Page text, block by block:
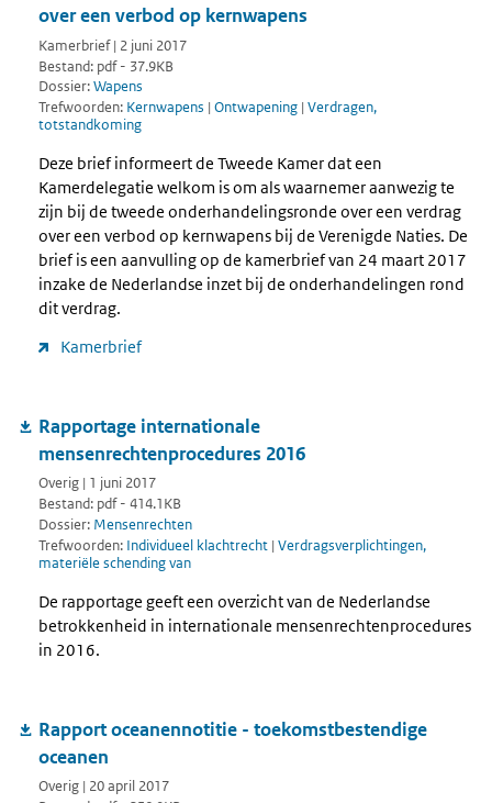
over een verbod op kernwapens
Kamerbrief | 2 juni 2017
Bestand: pdf - 37.9KB
Dossier:Wapens
Trefwoorden: Kernwapens | Ontwapening | Verdragen,
totstandkoming
Deze brief informeert de Tweede Kamer dat een
Kamerdelegatie welkom is om als waarnemer aanwezig te
zijn bij de tweede onderhandelingsronde over een verdrag
over een verbod op kernwapens bij de Verenigde Naties. De
brief is een aanvulling op de kamerbrief van 24 maart 2017
inzake de Nederlandse inzet bij de onderhandelingen rond
dit verdrag.
Kamerbrief
Rapportage internationale
mensenrechtenprocedures 2016
Overig | 1 juni 2017
Bestand: pdf - 414.1KB
Dossier: Mensenrechten
Trefwoorden: Individueel klachtrecht | Verdragsverplichtingen,
materiële schending van
De rapportage geeft een overzicht van de Nederlandse
betrokkenheid in internationale mensenrechtenprocedures
in 2016.
Rapport oceanennotitie - toekomstbestendige
oceanen
Overig | 20 april 2017